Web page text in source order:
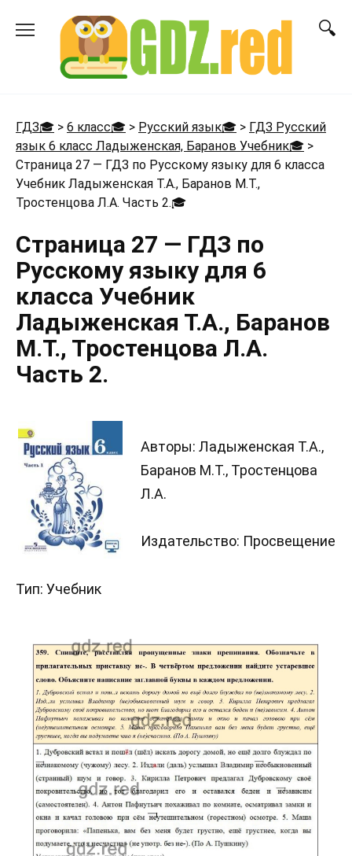
ГДЗ🎓 > 6 класс🎓 > Русский язык🎓 > ГДЗ Русский
язык 6 класс Ладыженская, Баранов Учебник🎓 >
Страница 27 — ГДЗ по Русскому языку для 6 класса
Учебник Ладыженская Т.А., Баранов М.Т.,
Тростенцова Л.А. Часть 2.🎓
Страница 27 — ГДЗ по
Русскому языку для 6
класса Учебник
Ладыженская Т.А., Баранов
М.Т., Тростенцова Л.А.
Часть 2.
Авторы: Ладыженская Т.А.,
Баранов М.Т., Тростенцова
Л.А.
Издательство: Просвещение
Тип: Учебник